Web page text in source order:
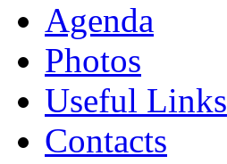
Agenda
Photos
Useful Links
Contacts